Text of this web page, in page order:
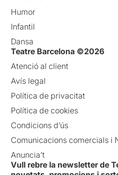
Humor
Infantil
Dansa
Teatre Barcelona ©2026
Atenció al client
Avís legal
Política de privacitat
Política de cookies
Condicions d’ús
Comunicacions comercials i
Anuncia’t
Vull rebre la newsletter de